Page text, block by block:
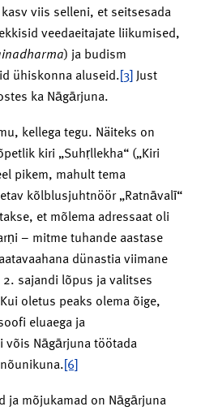
viis selleni, et seitsesada
veeda­eitajate liikumised,
) ja budism
ühiskonna aluseid.[3] Just
ka Nāgārjuna.
kellega tegu. Näiteks on
kiri „Suhṛllekha“ („Kiri
pikem, mahult tema
kõlblusjuhtnöör „Ratnāvalī“
et mõlema adressaat oli
– mitme tuhande aastase
dünastia viimane
sajandi lõpus ja valitses
oletus peaks olema õige,
eluaega ja
Nāgārjuna töötada
[6]
ja mõjukamad on Nāgārjuna